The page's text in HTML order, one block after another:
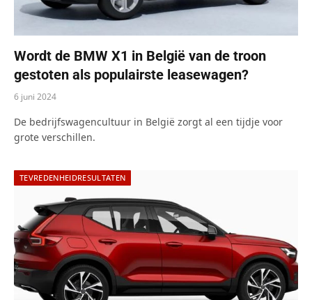
Wordt de BMW X1 in België van de troon
gestoten als populairste leasewagen?
6 juni 2024
De bedrijfswagencultuur in België zorgt al een tijdje voor
grote verschillen.
TEVREDENHEIDRESULTATEN